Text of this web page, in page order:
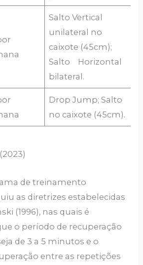
Salto Vertical
unilateral no
caixote (45cm);
Salto Horizontal
bilateral.
Drop Jump; Salto
no caixote (45cm).
de treinamento
as diretrizes estabelecidas
(1996), nas quais é
o período de recuperação
de 3 a 5 minutos e o
entre as repetições